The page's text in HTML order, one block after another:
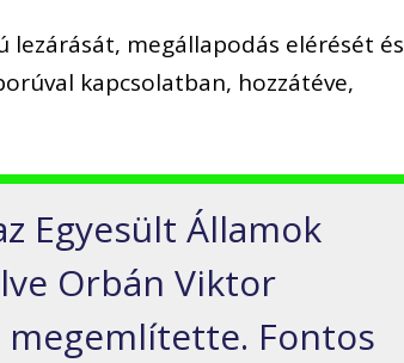
lezárását, megállapodás elérését és
kapcsolatban, hozzátéve,
Egyesült Államok
Orbán Viktor
Fontos